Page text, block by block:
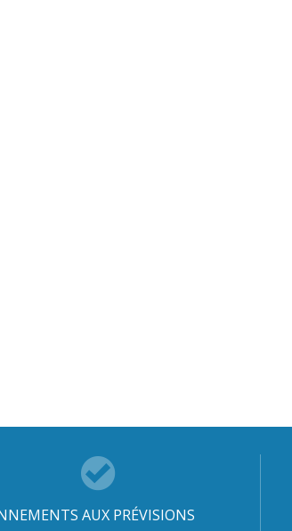
AUX PRÉVISIONS